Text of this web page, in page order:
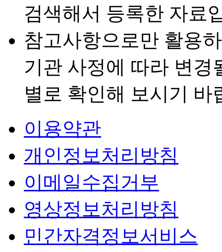
검색해서 등록한 자료
참고사항으로만 활용
기관 사정에 따라 변경
별로 확인해 보시기 바
이용약관
개인정보처리방침
이메일수집거부
영상정보처리방침
민간자격정보서비스